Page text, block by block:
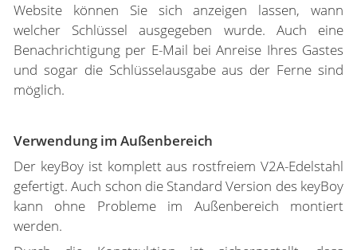
Website können Sie sich anzeigen lassen, wann
welcher Schlüssel ausgegeben wurde. Auch eine
Benachrichtigung per E-Mail bei Anreise Ihres Gastes
und sogar die Schlüsselausgabe aus der Ferne sind
möglich.
Verwendung im Außenbereich
Der keyBoy ist komplett aus rostfreiem V2A-Edelstahl
gefertigt. Auch schon die Standard Version des keyBoy
kann ohne Probleme im Außenbereich montiert
werden.